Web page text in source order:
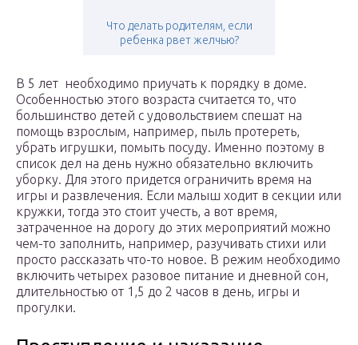
Что делать родителям, если
ребенка рвет желчью?
В 5 лет необходимо приучать к порядку в доме.
Особенностью этого возраста считается то, что
большинство детей с удовольствием спешат на
помощь взрослым, например, пыль протереть,
убрать игрушки, помыть посуду. Именно поэтому в
список дел на день нужно обязательно включить
уборку. Для этого придется ограничить время на
игры и развлечения. Если малыш ходит в секции или
кружки, тогда это стоит учесть, а вот время,
затраченное на дорогу до этих мероприятий можно
чем-то заполнить, например, разучивать стихи или
просто рассказать что-то новое. В режим необходимо
включить четырех разовое питание и дневной сон,
длительностью от 1,5 до 2 часов в день, игры и
прогулки.